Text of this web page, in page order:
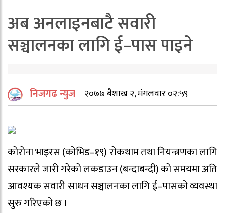
अब अनलाइनबाटै सवारी
सञ्चालनका लागि ई–पास पाइने
निजगढ न्युज २०७७ बैशाख २, मंगलवार ०२:५९
कोरोना भाइरस (कोभिड–१९) रोकथाम तथा नियन्त्रणका लागि
सरकारले जारी गरेको लकडाउन (बन्दाबन्दी) को समयमा अति
आवश्यक सवारी साधन सञ्चालनका लागि ई–पासको व्यवस्था
सुरु गरिएको छ ।